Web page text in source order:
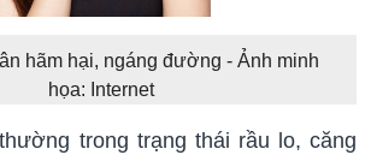
hãm hại, ngáng đường - Ảnh minh
họa: Internet
trong trạng thái rầu lo, căng